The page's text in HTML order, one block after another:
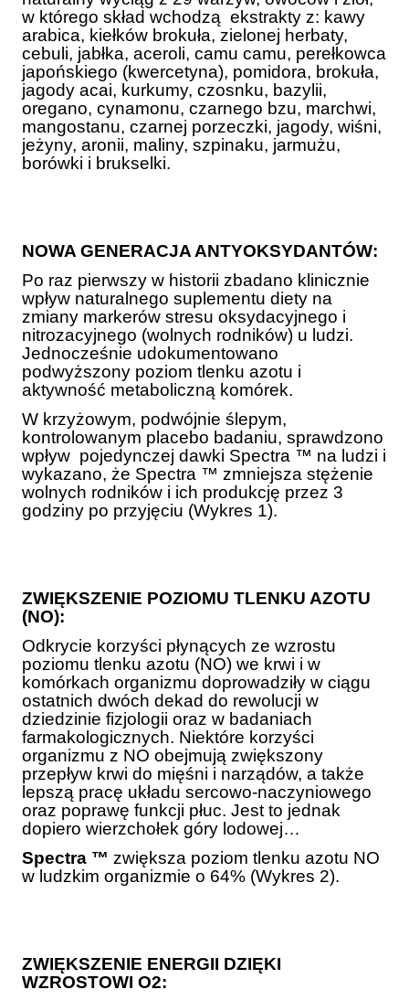
w którego skład wchodzą ekstrakty z: kawy
arabica, kiełków brokuła, zielonej herbaty,
cebuli, jabłka, aceroli, camu camu, perełkowca
japońskiego (kwercetyna), pomidora, brokuła,
jagody acai, kurkumy, czosnku, bazylii,
oregano, cynamonu, czarnego bzu, marchwi,
mangostanu, czarnej porzeczki, jagody, wiśni,
jeżyny, aronii, maliny, szpinaku, jarmużu,
borówki i brukselki.
NOWA GENERACJA ANTYOKSYDANTÓW:
Po raz pierwszy w historii zbadano klinicznie
wpływ naturalnego suplementu diety na
zmiany markerów stresu oksydacyjnego i
nitrozacyjnego (wolnych rodników) u ludzi.
Jednocześnie udokumentowano
podwyższony poziom tlenku azotu i
aktywność metaboliczną komórek.
W krzyżowym, podwójnie ślepym,
kontrolowanym placebo badaniu, sprawdzono
wpływ pojedynczej dawki Spectra ™ na ludzi i
wykazano, że Spectra ™ zmniejsza stężenie
wolnych rodników i ich produkcję przez 3
godziny po przyjęciu (Wykres 1).
ZWIĘKSZENIE POZIOMU TLENKU AZOTU
(NO):
Odkrycie korzyści płynących ze wzrostu
poziomu tlenku azotu (NO) we krwi i w
komórkach organizmu doprowadziły w ciągu
ostatnich dwóch dekad do rewolucji w
dziedzinie fizjologii oraz w badaniach
farmakologicznych. Niektóre korzyści
organizmu z NO obejmują zwiększony
przepływ krwi do mięśni i narządów, a także
lepszą pracę układu sercowo-naczyniowego
oraz poprawę funkcji płuc. Jest to jednak
dopiero wierzchołek góry lodowej…
Spectra ™ zwiększa poziom tlenku azotu NO
w ludzkim organizmie o 64% (Wykres 2).
ZWIĘKSZENIE ENERGII DZIĘKI
WZROSTOWI O2: